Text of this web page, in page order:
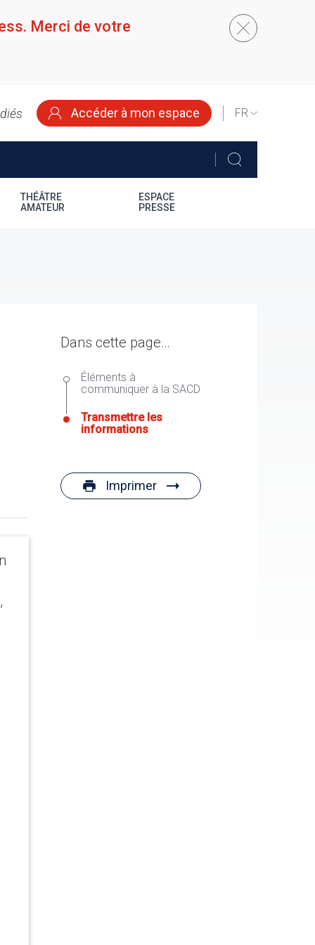
Merci de votre
Accéder à mon espace
SELECT
LANGUAGE
THÉÂTRE
AMATEUR
ESPACE
PRESSE
Dans cette page…
Éléments à
communiquer à la SACD
Transmettre les
informations
Imprimer